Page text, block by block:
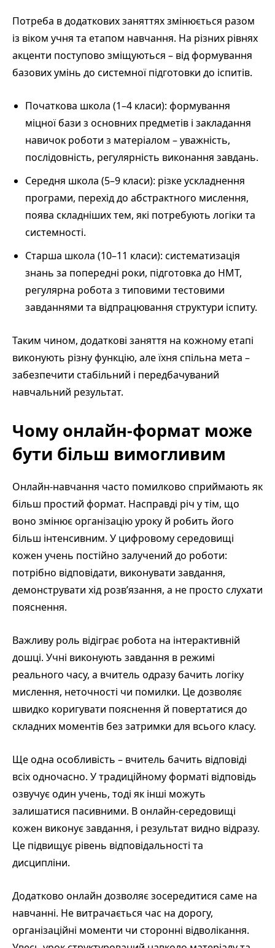
Потреба в додаткових заняттях змінюється разом
із віком учня та етапом навчання. На різних рівнях
акценти поступово зміщуються – від формування
базових умінь до системної підготовки до іспитів.
Початкова школа (1–4 класи): формування
міцної бази з основних предметів і закладання
навичок роботи з матеріалом – уважність,
послідовність, регулярність виконання завдань.
Середня школа (5–9 класи): різке ускладнення
програми, перехід до абстрактного мислення,
поява складніших тем, які потребують логіки та
системності.
Старша школа (10–11 класи): систематизація
знань за попередні роки, підготовка до НМТ,
регулярна робота з типовими тестовими
завданнями та відпрацювання структури іспиту.
Таким чином, додаткові заняття на кожному етапі
виконують різну функцію, але їхня спільна мета –
забезпечити стабільний і передбачуваний
навчальний результат.
Чому онлайн-формат може
бути більш вимогливим
Онлайн-навчання часто помилково сприймають як
більш простий формат. Насправді річ у тім, що
воно змінює організацію уроку й робить його
більш інтенсивним. У цифровому середовищі
кожен учень постійно залучений до роботи:
потрібно відповідати, виконувати завдання,
демонструвати хід розв’язання, а не просто слухати
пояснення.
Важливу роль відіграє робота на інтерактивній
дошці. Учні виконують завдання в режимі
реального часу, а вчитель одразу бачить логіку
мислення, неточності чи помилки. Це дозволяє
швидко коригувати пояснення й повертатися до
складних моментів без затримки для всього класу.
Ще одна особливість – вчитель бачить відповіді
всіх одночасно. У традиційному форматі відповідь
озвучує один учень, тоді як інші можуть
залишатися пасивними. В онлайн-середовищі
кожен виконує завдання, і результат видно відразу.
Це підвищує рівень відповідальності та
дисципліни.
Додатково онлайн дозволяє зосередитися саме на
навчанні. Не витрачається час на дорогу,
організаційні моменти чи сторонні відволікання.